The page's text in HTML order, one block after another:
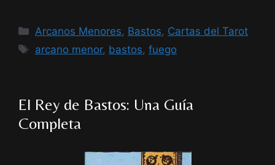
Categorías
Arcanos Menores, Bastos, Cartas del Tarot
Etiquetas
arcano menor, bastos,fuego
El Rey de Bastos: Una Guía
Completa